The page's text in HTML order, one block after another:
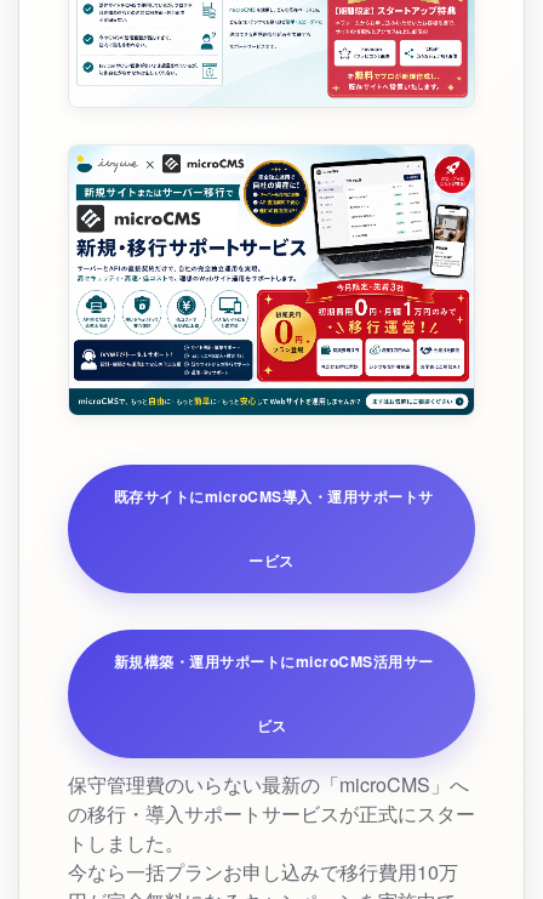
既存サイトにmicroCMS導入・運用サポートサ
ービス
新規構築・運用サポートにmicroCMS活用サー
ビス
保守管理費のいらない最新の「microCMS」へ
の移行・導入サポートサービスが正式にスター
トしました。
今なら一括プランお申し込みで移行費用10万